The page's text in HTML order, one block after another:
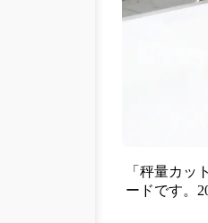
「秤量カッ
ードです。